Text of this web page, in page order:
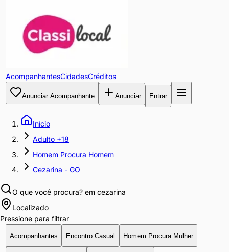
AcompanhantesCidadesCréditos
Anunciar Acompanhante Anunciar Entrar
Início
Adulto +18
Homem Procura Homem
Cezarina - GO
O que você procura? em cezarina
Localizado
Pressione para filtrar
Acompanhantes Encontro Casual Homem Procura Mulher